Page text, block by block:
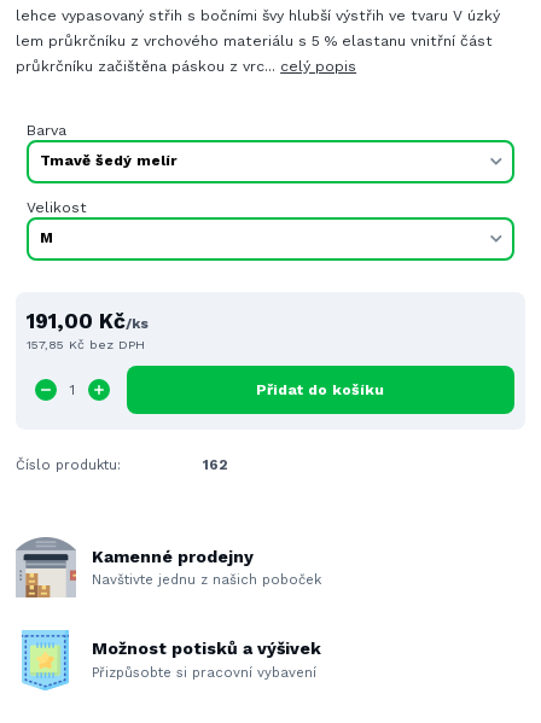
lehce vypasovaný střih s bočními švy hlubší výstřih ve tvaru V úzký
lem průkrčníku z vrchového materiálu s 5 % elastanu vnitřní část
průkrčníku začištěna páskou z vrc... celý popis
Barva
Velikost
191,00 Kč/ks
157,85 Kč bez DPH
Přidat do košíku
Číslo produktu: 162
Kamenné prodejny
Navštivte jednu z našich poboček
Možnost potisků a výšivek
Přizpůsobte si pracovní vybavení